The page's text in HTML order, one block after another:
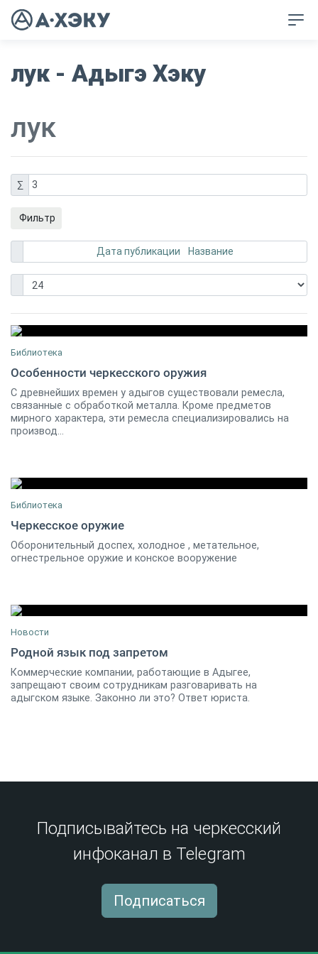
лук - Адыгэ Хэку
лук
∑ 3
Фильтр
Дата публикации Название
Бадже Гучипс
Библиотека
Особенности черкесского оружия
С древнейших времен у адыгов существовали ремесла,
связанные с обработкой металла. Кроме предметов
мирного характера, эти ремесла специализировались на
производ...
По материалам Государственного Исторического музея
Библиотека
Черкесское оружие
Оборонительный доспех, холодное , метательное,
огнестрельное оружие и конское вооружение
27 апреля 2017
Новости
Родной язык под запретом
Коммерческие компании, работающие в Адыгее,
запрещают своим сотрудникам разговаривать на
адыгском языке. Законно ли это? Ответ юриста.
Подписывайтесь на черкесский
инфоканал в Telegram
Подписаться